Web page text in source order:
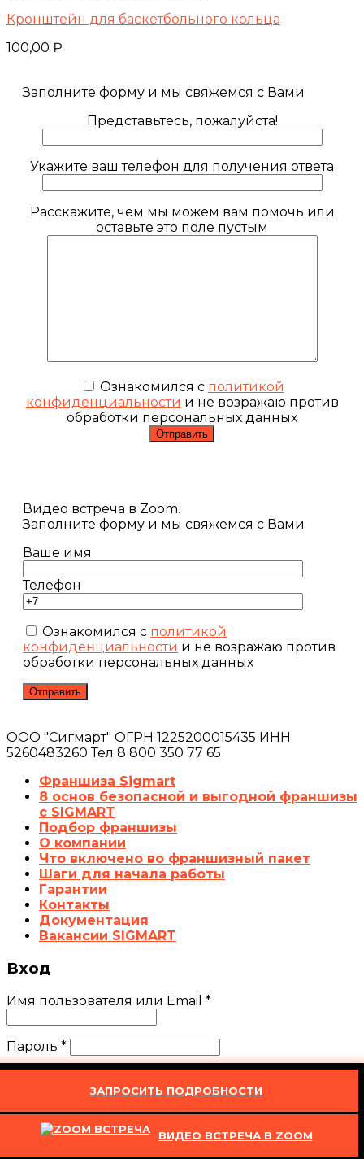
Кронштейн для баскетбольного кольца
100,00 ₽
ЗАПРОСИТЬ ПОДРОБНОСТИ
ВИДЕО ВСТРЕЧА В ZOOM
Заполните форму и мы свяжемся с Вами
Представьтесь, пожалуйста!
Укажите ваш телефон для получения ответа
Расскажите, чем мы можем вам помочь или
оставьте это поле пустым
Ознакомился с политикой
конфиденциальности и не возражаю против
обработки персональных данных
Видео встреча в Zoom.
Заполните форму и мы свяжемся с Вами
Ваше имя
Телефон
Ознакомился с политикой
конфиденциальности и не возражаю против
обработки персональных данных
ООО "Сигмарт" ОГРН 1225200015435 ИНН
5260483260 Тел 8 800 350 77 65
Франшиза Sigmart
8 основ безопасной и выгодной франшизы
с SIGMART
Подбор франшизы
О компании
Что включено во франшизный пакет
Шаги для начала работы
Гарантии
Контакты
Документация
Вакансии SIGMART
Вход
Имя пользователя или Email *
Пароль *